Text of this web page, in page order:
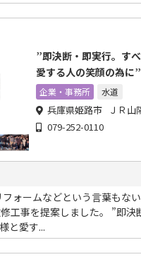
”即決断・即実行。す
愛する人の笑顔の為に”
企業・事務所 水道
兵庫県姫路市 ＪＲ山
079-252-0110
ォームなどという言葉もな
工事を提案しました。 ”即決
と愛す...